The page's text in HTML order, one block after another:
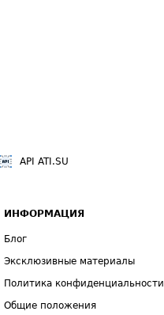
API ATI.SU
ИНФОРМАЦИЯ
Блог
Эксклюзивные материалы
Политика конфиденциальности
Общие положения